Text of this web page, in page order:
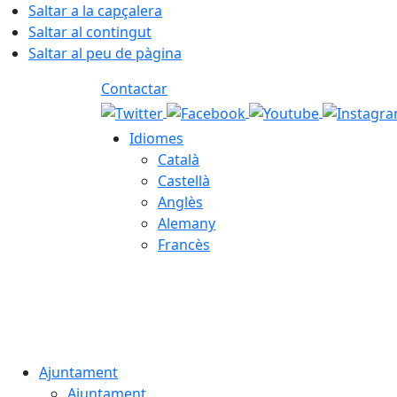
Saltar a la capçalera
Saltar al contingut
Saltar al peu de pàgina
Contactar
Idiomes
Català
Castellà
Anglès
Alemany
Francès
Ajuntament